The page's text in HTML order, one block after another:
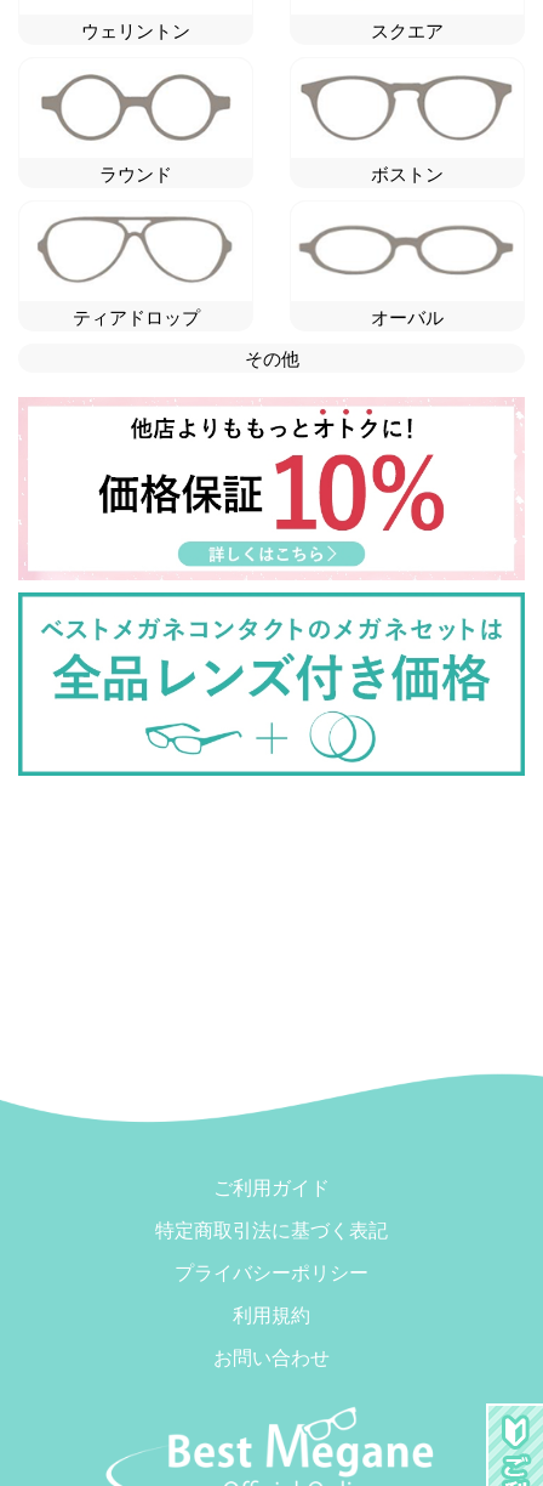
ウェリントン スクエア
ラウンド ボストン
ティアドロップ
オーバル
その他
ご利用ガイド
特定商取引法に基づく表記
プライバシーポリシー
利用規約
お問い合わせ